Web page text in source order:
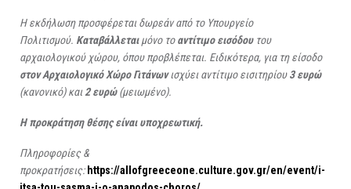
Η εκδήλωση προσφέρεται δωρεάν από το Υπουργείο
Πολιτισμού. Καταβάλλεταιμόνο τοαντίτιμο εισόδουτου
αρχαιολογικού χώρου, όπου προβλέπεται. Ειδικότερα, για τη είσοδο
στον Αρχαιολογικό Χώρο Γιτάνωνισχύει αντίτιμο εισιτηρίου3 ευρώ
(κανονικό) και 2 ευρώ(μειωμένο).
Η προκράτηση θέσης είναι υποχρεωτική.
Πληροφορίες &
προκρατήσεις: https://allofgreeceone.culture.gov.gr/en/event/i-